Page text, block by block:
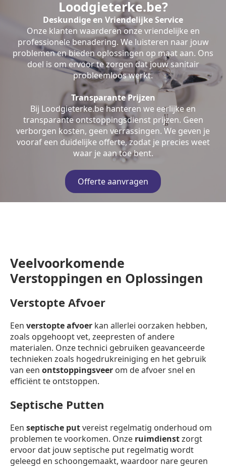
Loodgieterke.be?
Deskundige en Vriendelijke Service
Onze klanten waarderen onze vriendelijke en
professionele benadering. We luisteren naar jouw
problemen en bieden oplossingen op maat aan. Ons
doel is om ervoor te zorgen dat jouw sanitair
probleemloos werkt.
Transparante Prijzen
Bij Loodgieterke.be hanteren we eerlijke en
transparante ontstoppingsdienst prijzen. Geen
verborgen kosten, geen verrassingen. We geven je
vooraf een duidelijke offerte, zodat je precies weet
waar je aan toe bent.
Offerte aanvragen
Veelvoorkomende
Verstoppingen en Oplossingen
Verstopte Afvoer
Een verstopte afvoer kan allerlei oorzaken hebben,
zoals opgehoopt vet, zeepresten of andere
materialen. Onze technici gebruiken geavanceerde
technieken zoals hogedrukreiniging en het gebruik
van een ontstoppingsveer om de afvoer snel en
efficiënt te ontstoppen.
Septische Putten
Een septische putvereist regelmatig onderhoud om
problemen te voorkomen. Onze ruimdienstzorgt
ervoor dat jouw septische put regelmatig wordt
geleegd en schoongemaakt, waardoor nare geuren